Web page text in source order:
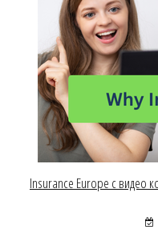
Insurance Europe с видео